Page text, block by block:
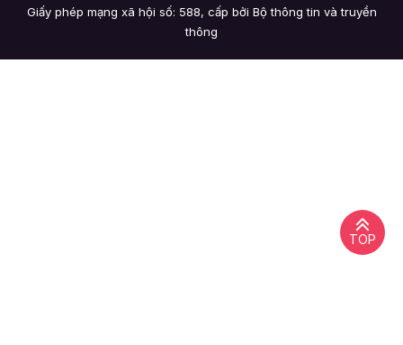
TOP
Giấy phép mạng xã hội số: 588, cấp bởi Bộ thông tin và truyền
thông